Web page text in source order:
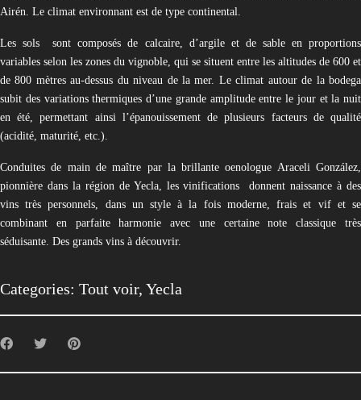
Airén. Le climat environnant est de type continental.
Les sols
sont composés de calcaire, d’argile et de sable en proportions
variables selon les zones du vignoble, qui se situent entre les altitudes de 600 et
de 800 mètres au-dessus du niveau de la mer. Le climat autour de la bodega
subit des variations thermiques d’une grande amplitude entre le jour et la nuit
en été, permettant ainsi l’épanouissement de plusieurs facteurs de qualité
(acidité, maturité, etc.).
Conduites de main de maître par la brillante oenologue Araceli González,
pionnière dans la région de Yecla, les vinifications
donnent naissance à des
vins très personnels, dans un style à la fois moderne, frais et vif et se
combinant en parfaite harmonie avec une certaine note classique très
séduisante. Des grands vins à découvrir.
Categories: Tout voir, Yecla